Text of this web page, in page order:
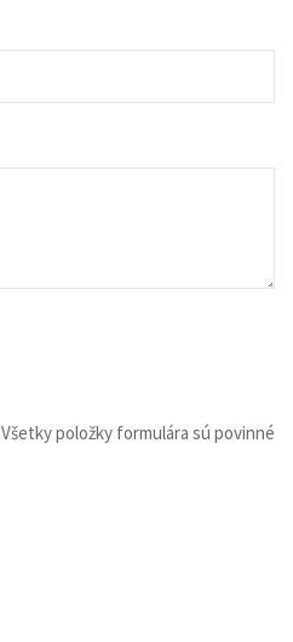
Všetky položky formulára sú povinné